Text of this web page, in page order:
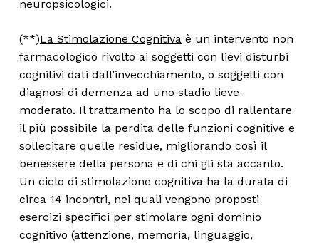
neuropsicologici.
(**)La Stimolazione Cognitivaè un intervento non
farmacologico rivolto ai soggetti con lievi disturbi
cognitivi dati dall’invecchiamento, o soggetti con
diagnosi di demenza ad uno stadio lieve-
moderato. Il trattamento ha lo scopo di rallentare
il più possibile la perdita delle funzioni cognitive e
sollecitare quelle residue, migliorando così il
benessere della persona e di chi gli sta accanto.
Un ciclo di stimolazione cognitiva ha la durata di
circa 14 incontri, nei quali vengono proposti
esercizi specifici per stimolare ogni dominio
cognitivo (attenzione, memoria, linguaggio,